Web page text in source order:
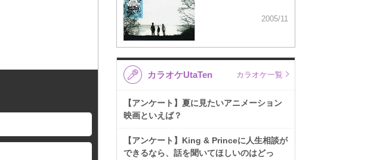
2005/11
カラオケUtaTen カラオケ一覧
【アンケート】夏に見たいアニメーション
映画といえば？
【アンケート】King & Princeに人生相談が
できるなら、話を聞いてほしいのはどっ